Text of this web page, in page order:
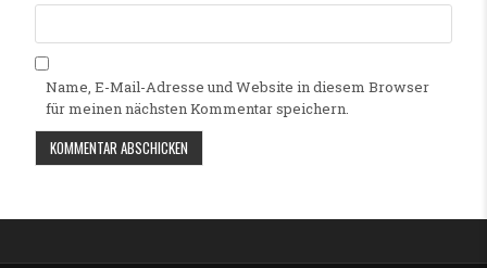
Name, E-Mail-Adresse und Website in diesem Browser
für meinen nächsten Kommentar speichern.